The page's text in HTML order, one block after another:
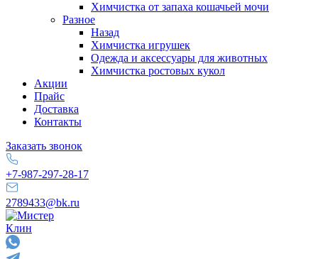
Химчистка от запаха кошачьей мочи
Разное
Назад
Химчистка игрушек
Одежда и аксессуары для животных
Химчистка ростовых кукол
Акции
Прайс
Доставка
Контакты
Заказать звонок
+7-987-297-28-17
2789433@bk.ru